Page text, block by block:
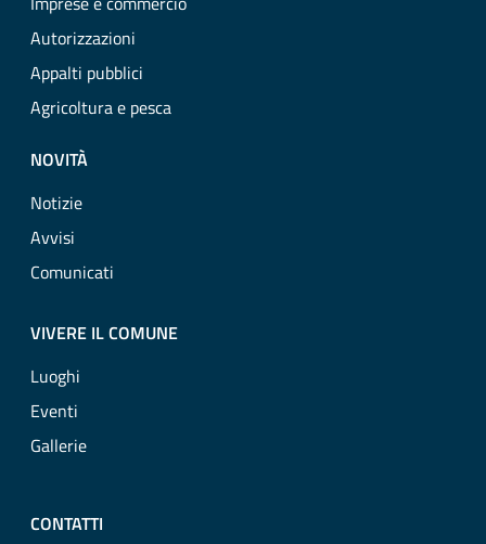
Autorizzazioni
Appalti pubblici
Agricoltura e pesca
NOVITÀ
Notizie
Avvisi
Comunicati
VIVERE IL COMUNE
Luoghi
Eventi
Gallerie
CONTATTI